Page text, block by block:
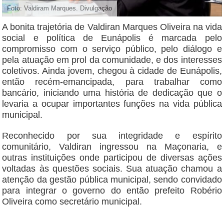
Foto: Valdiram Marques. Divulgação
A bonita trajetória de Valdiran Marques Oliveira na vida
social e política de Eunápolis é marcada pelo
compromisso com o serviço público, pelo diálogo e
pela atuação em prol da comunidade, e dos interesses
coletivos. Ainda jovem, chegou à cidade de Eunápolis,
então recém-emancipada, para trabalhar como
bancário, iniciando uma história de dedicação que o
levaria a ocupar importantes funções na vida pública
municipal.
Reconhecido por sua integridade e espírito
comunitário, Valdiran ingressou na Maçonaria, e
outras instituições onde participou de diversas ações
voltadas às questões sociais. Sua atuação chamou a
atenção da gestão pública municipal, sendo convidado
para integrar o governo do então prefeito Robério
Oliveira como secretário municipal.